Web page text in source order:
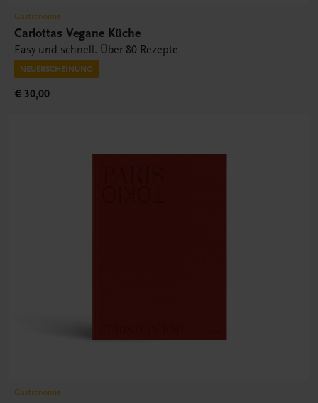
Gastronomie
Carlottas Vegane Küche
Easy und schnell. Über 80 Rezepte
NEUERSCHEINUNG
€ 30,00
Gastronomie